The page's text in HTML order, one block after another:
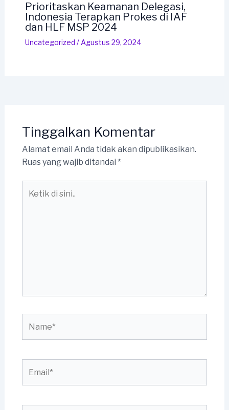
Prioritaskan Keamanan Delegasi,
Indonesia Terapkan Prokes di IAF
dan HLF MSP 2024
Uncategorized / Agustus 29, 2024
Tinggalkan Komentar
Alamat email Anda tidak akan dipublikasikan.
Ruas yang wajib ditandai *